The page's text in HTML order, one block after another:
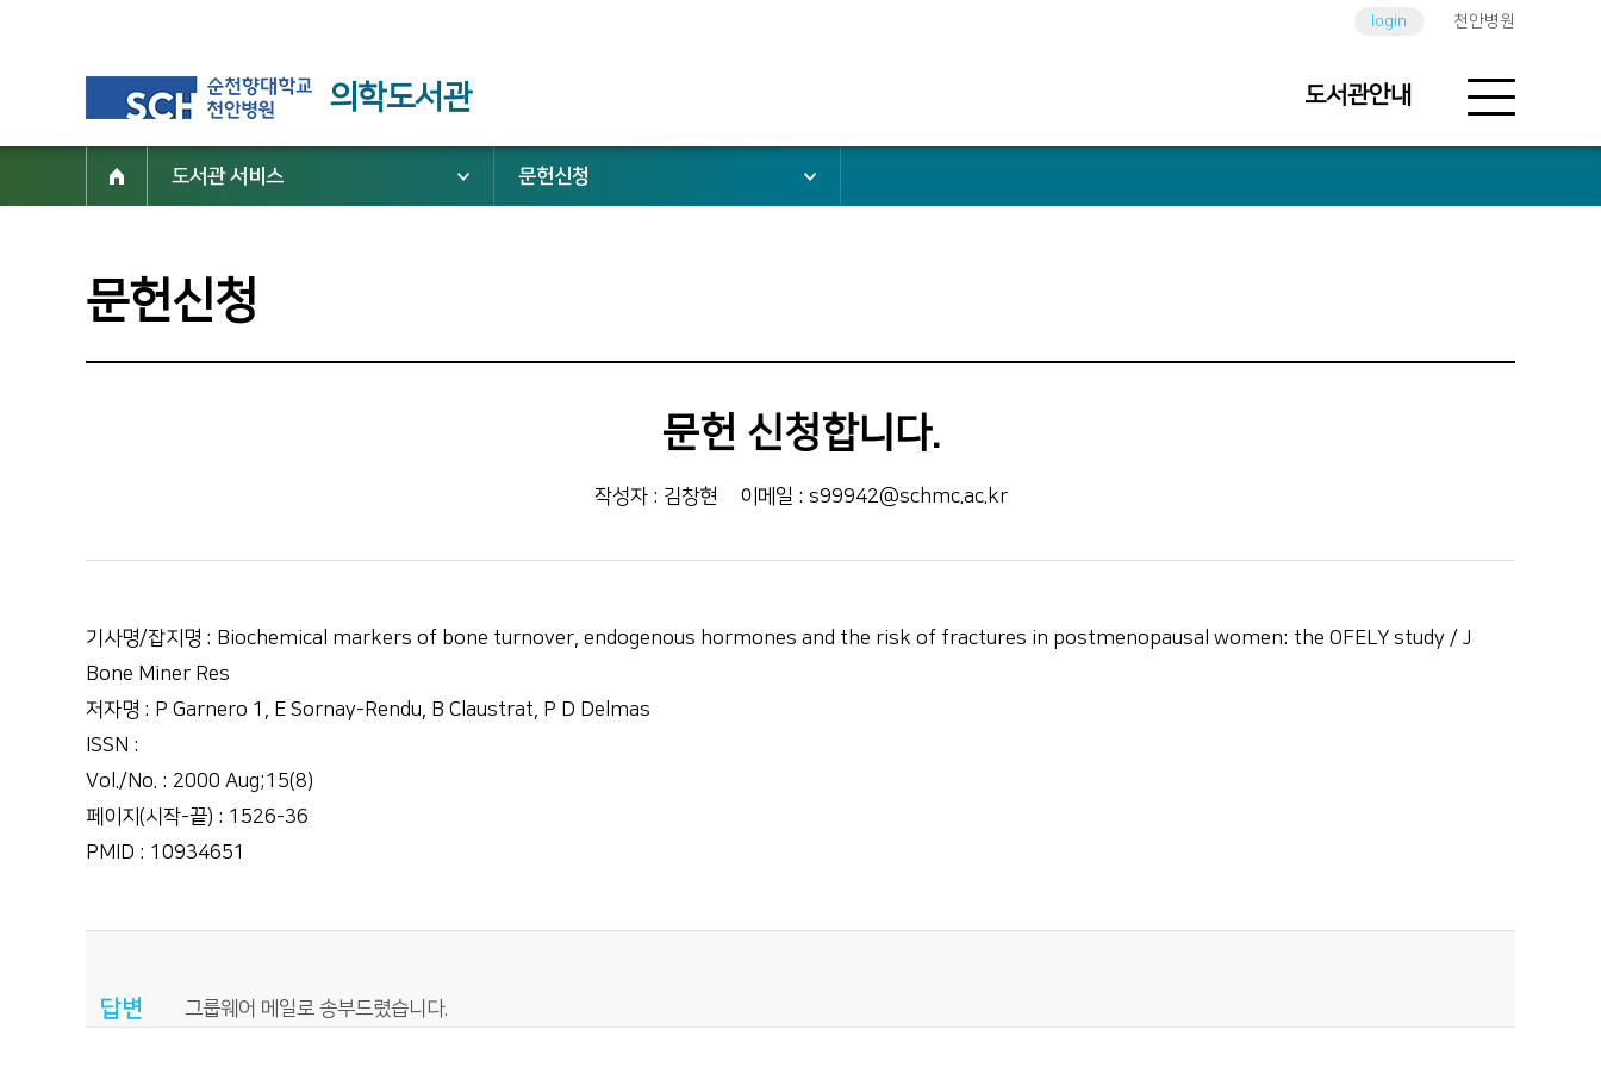
의학도서관
login 천안병원
도서관안내
도서관 서비스 문헌신청
문헌신청
문헌 신청합니다.
작성자 : 김창현 이메일 : s99942@schmc.ac.kr
기사명/잡지명 : Biochemical markers of bone turnover, endogenous hormones and the risk of fractures in postmenopausal women: the OFELY study / J
Bone Miner Res
저자명 : P Garnero 1, E Sornay-Rendu, B Claustrat, P D Delmas
ISSN :
Vol./No. : 2000 Aug;15(8)
페이지(시작-끝) : 1526-36
PMID : 10934651
답변 그룹웨어 메일로 송부드렸습니다.